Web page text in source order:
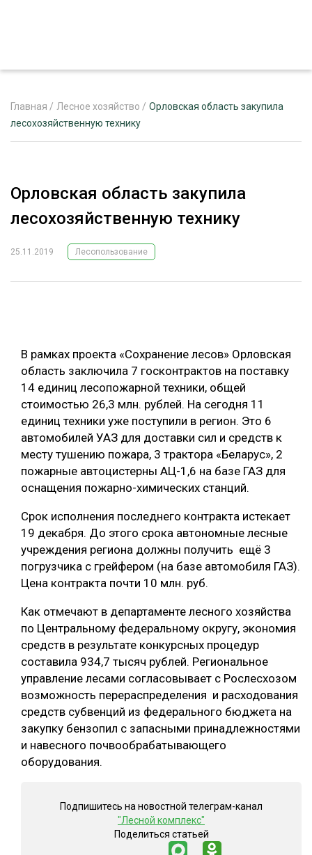
РЕКЛАМОДАТЕЛЯМ
ЛЕСНОЕ ХОЗЯЙСТВО
ЦИФРОВАЯ СРЕДА
ЛЕСОВОССТАНОВЛЕНИЕ И ЗАЩИТА
ЛОГИСТИКА
ПРОИЗВОДСТВО ДРЕВЕСНЫХ ПЛИТ
КОМПЛЕКСНАЯ ПЕРЕРАБОТКА
ДЕРЕВЯННОЕ ДОМОСТРОЕНИЕ
СОРТИРОВКА ДРЕВЕСИНЫ
СУШКА ДРЕВЕСИНЫ
МЕБЕЛЬНОЕ ПРОИЗВОДСТВО
РУБРИКИ
ТЕМАТИЧЕСКИЕ ПРОЕКТЫ
ПОДБОРКИ СТАТЕЙ
Главная / Лесное хозяйство / Орловская область закупила
лесохозяйственную технику
Орловская область закупила
лесохозяйственную технику
25.11.2019 Лесопользование
В рамках проекта «Сохранение лесов» Орловская
область заключила 7 госконтрактов на поставку
14 единиц лесопожарной техники, общей
стоимостью 26,3 млн. рублей. На сегодня 11
единиц техники уже поступили в регион. Это 6
автомобилей УАЗ для доставки сил и средств к
месту тушению пожара, 3 трактора «Беларус», 2
пожарные автоцистерны АЦ-1,6 на базе ГАЗ для
оснащения пожарно-химических станций.
Срок исполнения последнего контракта истекает
19 декабря. До этого срока автономные лесные
учреждения региона должны получить ещё 3
погрузчика с грейфером (на базе автомобиля ГАЗ).
Цена контракта почти 10 млн. руб.
Как отмечают в департаменте лесного хозяйства
по Центральному федеральному округу, экономия
средств в результате конкурсных процедур
составила 934,7 тысяч рублей. Региональное
управление лесами согласовывает с Рослесхозом
возможность перераспределения и расходования
средств субвенций из федерального бюджета на
закупку бензопил с запасными принадлежностями
и навесного почвообрабатывающего
оборудования.
Подпишитесь на новостной телеграм-канал
"Лесной комплекс"
Поделиться статьей